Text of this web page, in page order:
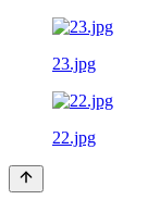
23.jpg
22.jpg